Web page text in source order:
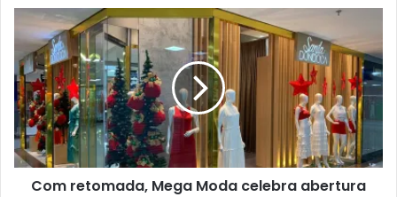
Com retomada, Mega Moda celebra abertura